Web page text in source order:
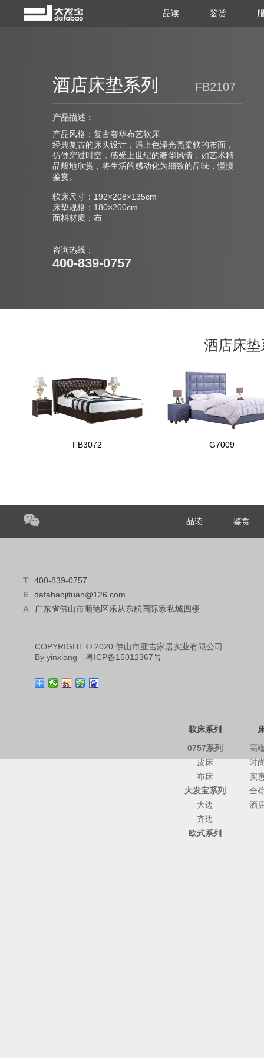
品读 鉴赏
酒店床垫系列 FB2107
产品描述：
产品风格：复古奢华布艺软床
经典复古的床头设计，遇上色泽光亮柔软的布面，
仿佛穿过时空，感受上世纪的奢华风情，如艺术精
品般地欣赏，将生活的感动化为细致的品味，慢慢
鉴赏。
软床尺寸：192×208×135cm
床垫规格：180×200cm
面料材质：布
咨询热线：
400-839-0757
酒店床
FB3072 G7009
品读 鉴赏
T
400-839-0757
E
dafabaojituan@126.com
A
广东省佛山市顺德区乐从东航国际家私城四楼
COPYRIGHT © 2020 佛山市亚吉家居实业有限公司
Byyinxiang 粤ICP备15012367号
软床系列
0757系列
皮床
布床
大发宝系列
大边
齐边
欧式系列
高
时
实
全
酒